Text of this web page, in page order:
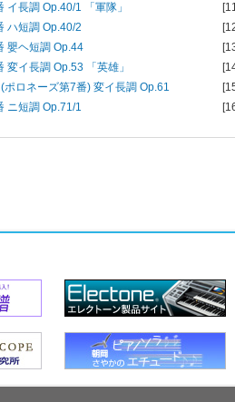
イ長調 Op.40/1 「軍隊」
ハ短調 Op.40/2
嬰ヘ短調 Op.44
変イ長調 Op.53 「英雄」
ポロネーズ第7番) 変イ長調 Op.61
ニ短調 Op.71/1